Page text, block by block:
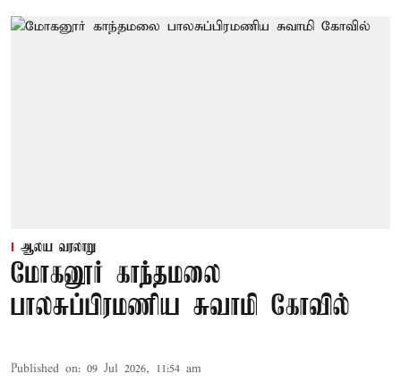
ஆலய வரலாறு
மோகனூர் காந்தமலை
பாலசுப்பிரமணிய சுவாமி கோவில்
Published on: 09 Jul 2026, 11:54 am